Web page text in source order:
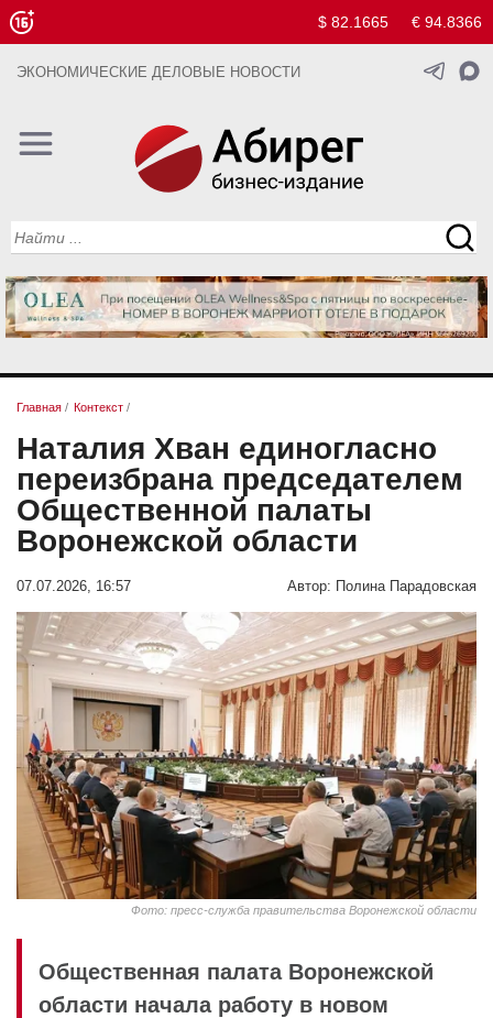
$ 82.1665 € 94.8366
ЭКОНОМИЧЕСКИЕ ДЕЛОВЫЕ НОВОСТИ
Главная / Контекст /
Наталия Хван единогласно
переизбрана председателем
Общественной палаты
Воронежской области
07.07.2026, 16:57 Автор: Полина Парадовская
Фото: пресс-служба правительства Воронежской области
Общественная палата Воронежской
области начала работу в новом